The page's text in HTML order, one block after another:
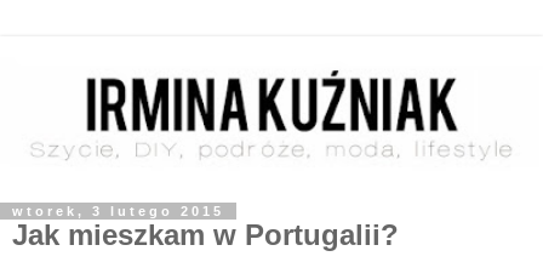
wtorek, 3 lutego 2015
Jak mieszkam w Portugalii?